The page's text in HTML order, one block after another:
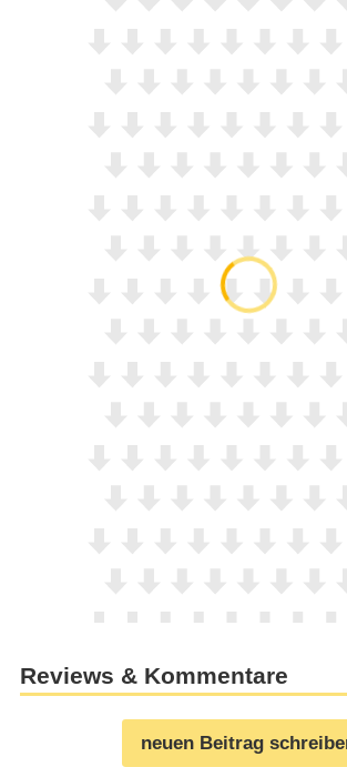
Reviews & Kommentare
neuen Beitrag